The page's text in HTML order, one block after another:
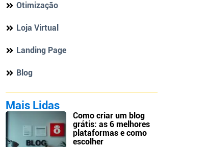
Otimização
Loja Virtual
Landing Page
Blog
Mais Lidas
Como criar um blog
grátis: as 6 melhores
plataformas e como
escolher